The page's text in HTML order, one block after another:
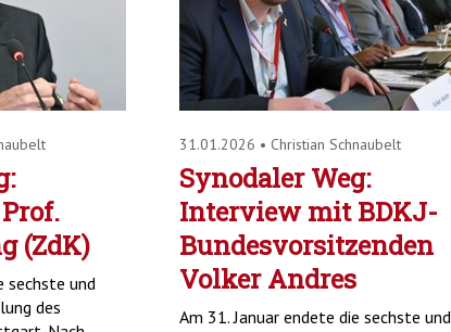
(ZdK)
sechste und
des
31.01.2026 • Christian Schnaubelt
Synodaler Weg:
Interview mit BDKJ-
Bundesvorsitzenden
Volker Andres
Am 31. Januar endete die sechste und